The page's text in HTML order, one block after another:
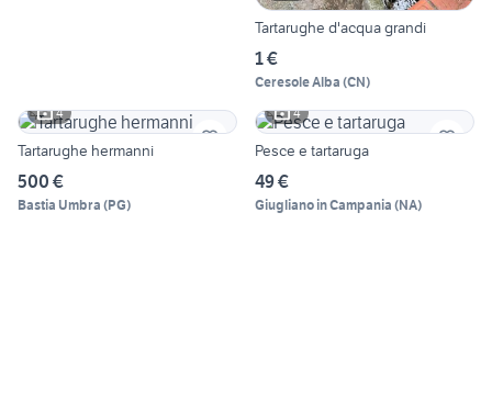
Tartarughe d'acqua grandi
1 €
Ceresole Alba (CN)
4
Tartarughe hermanni
500 €
Bastia Umbra (PG)
4
Pesce e tartaruga
49 €
Giugliano in Campania (NA)